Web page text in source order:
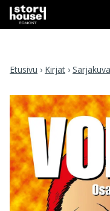
Etusivu › Kirjat ›